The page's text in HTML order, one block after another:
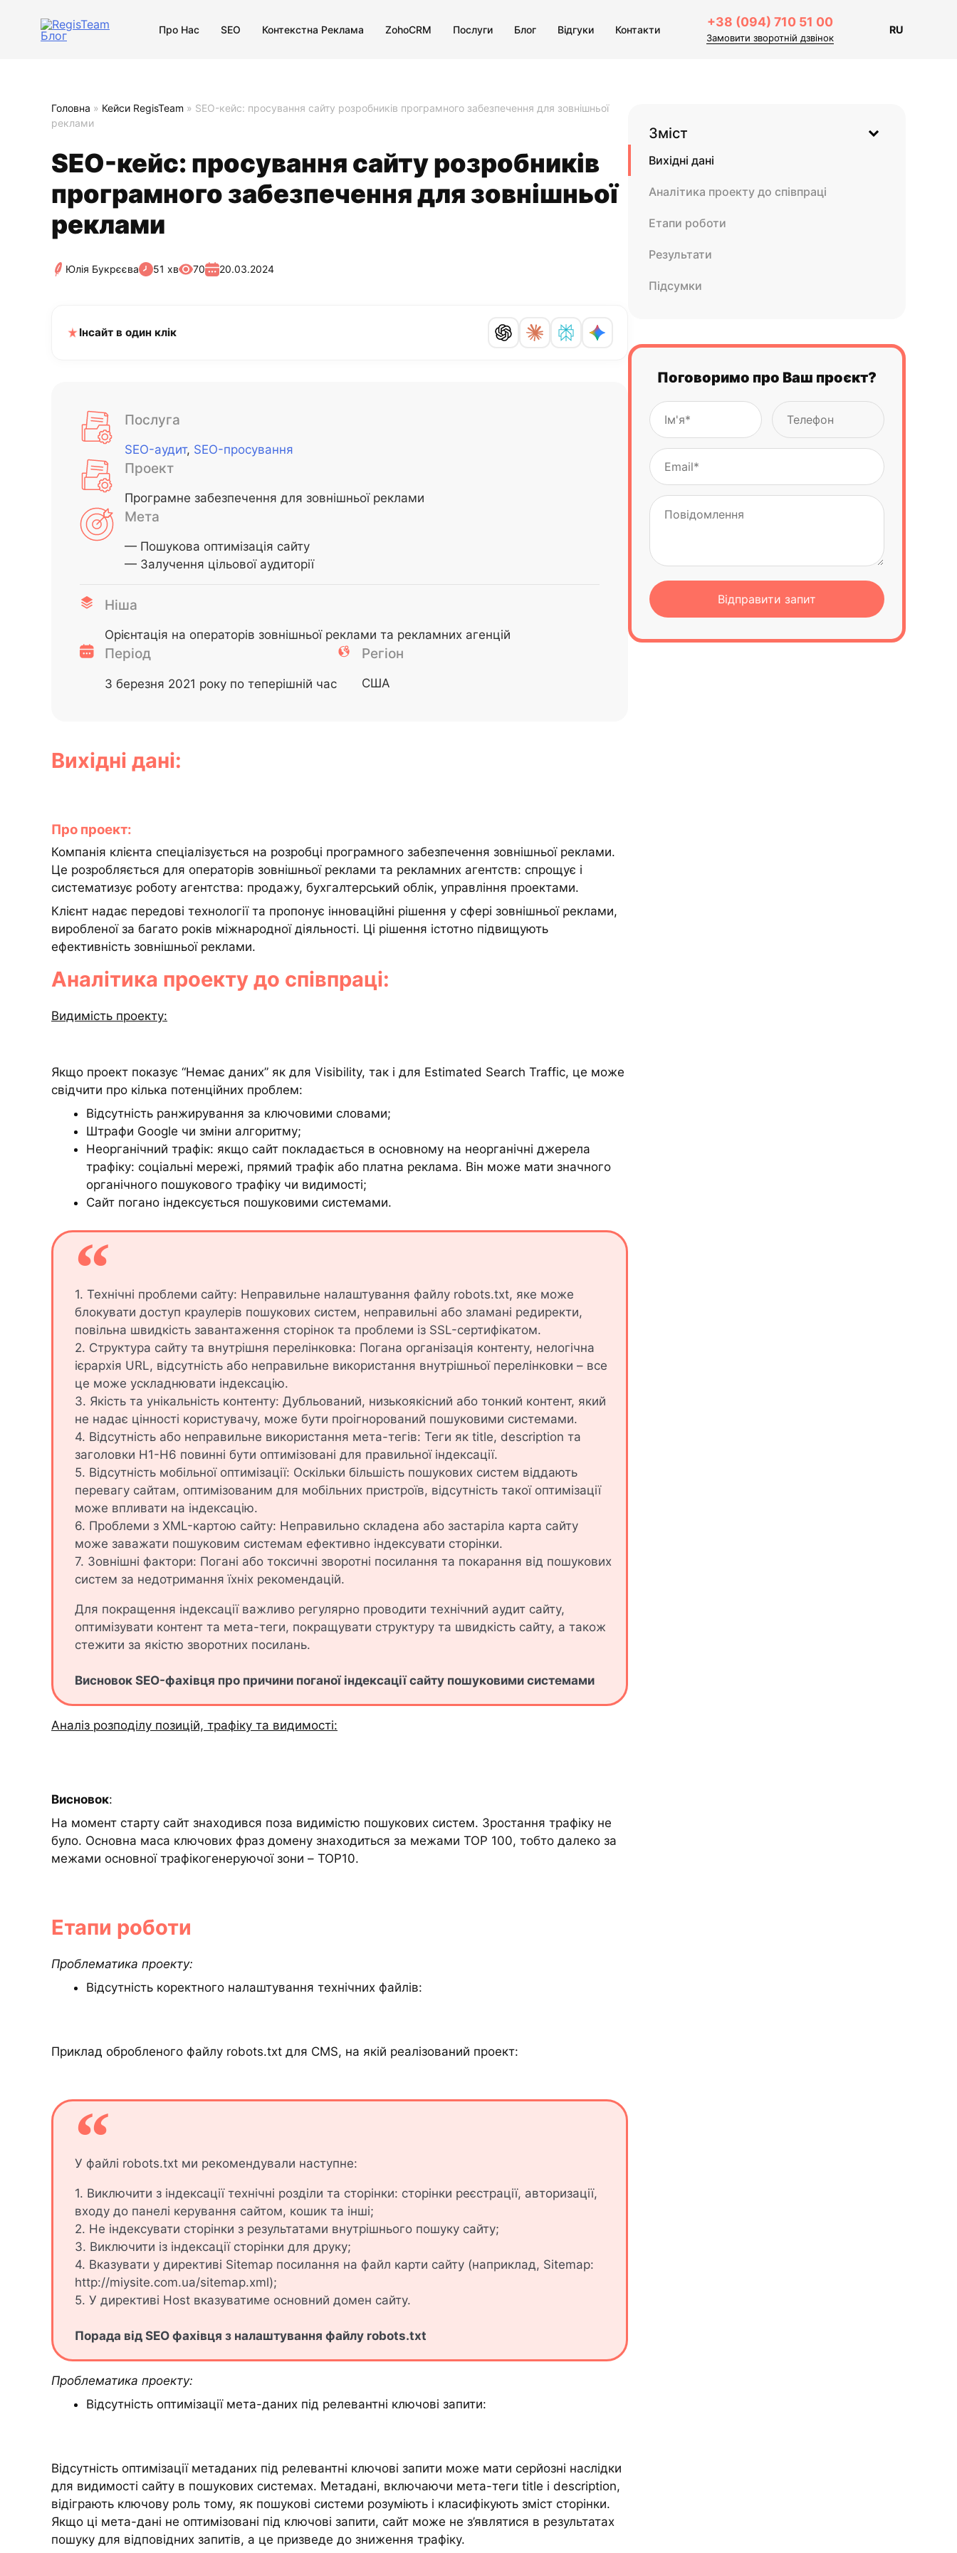
Про Нас SEO Контекстна Реклама ZohoCRM Послуги Блог Відгуки Контакти
+38 (094) 710 51 00
Замовити зворотній дзвінок
RU
Головна » Кейси RegisTeam » SEO-кейс: просування сайту розробників програмного забезпечення для зовнішньої
реклами
SEO-кейс: просування сайту розробників
програмного забезпечення для зовнішньої
реклами
Юлія Букрєєва 51 хв 70 20.03.2024
Інсайт в один клік
Послуга
SEO-аудит, SEO-просування
Проект
Програмне забезпечення для зовнішньої реклами
Мета
— Пошукова оптимізація сайту
— Залучення цільової аудиторії
Ніша
Орієнтація на операторів зовнішньої реклами та рекламних агенцій
Період
З березня 2021 року по теперішній час
Регіон
США
Вихідні дані:
Про проект:
Компанія клієнта спеціалізується на розробці програмного забезпечення зовнішньої реклами.
Це розробляється для операторів зовнішньої реклами та рекламних агентств: спрощує і
систематизує роботу агентства: продажу, бухгалтерський облік, управління проектами.
Клієнт надає передові технології та пропонує інноваційні рішення у сфері зовнішньої реклами,
виробленої за багато років міжнародної діяльності. Ці рішення істотно підвищують
ефективність зовнішньої реклами.
Аналітика проекту до співпраці:
Видимість проекту:
Якщо проект показує “Немає даних” як для Visibility, так і для Estimated Search Traffic, це може
свідчити про кілька потенційних проблем:
Відсутність ранжирування за ключовими словами;
Штрафи Google чи зміни алгоритму;
Неорганічний трафік: якщо сайт покладається в основному на неорганічні джерела
трафіку: соціальні мережі, прямий трафік або платна реклама. Він може мати значного
органічного пошукового трафіку чи видимості;
Сайт погано індексується пошуковими системами.
1. Технічні проблеми сайту: Неправильне налаштування файлу robots.txt, яке може
блокувати доступ краулерів пошукових систем, неправильні або зламані редиректи,
повільна швидкість завантаження сторінок та проблеми із SSL-сертифікатом.
2. Структура сайту та внутрішня перелінковка: Погана організація контенту, нелогічна
ієрархія URL, відсутність або неправильне використання внутрішньої перелінковки – все
це може ускладнювати індексацію.
3. Якість та унікальність контенту: Дубльований, низькоякісний або тонкий контент, який
не надає цінності користувачу, може бути проігнорований пошуковими системами.
4. Відсутність або неправильне використання мета-тегів: Теги як title, description та
заголовки H1-H6 повинні бути оптимізовані для правильної індексації.
5. Відсутність мобільної оптимізації: Оскільки більшість пошукових систем віддають
перевагу сайтам, оптимізованим для мобільних пристроїв, відсутність такої оптимізації
може впливати на індексацію.
6. Проблеми з XML-картою сайту: Неправильно складена або застаріла карта сайту
може заважати пошуковим системам ефективно індексувати сторінки.
7. Зовнішні фактори: Погані або токсичні зворотні посилання та покарання від пошукових
систем за недотримання їхніх рекомендацій.
Для покращення індексації важливо регулярно проводити технічний аудит сайту,
оптимізувати контент та мета-теги, покращувати структуру та швидкість сайту, а також
стежити за якістю зворотних посилань.
Висновок SEO-фахівця про причини поганої індексації сайту пошуковими системами
Аналіз розподілу позицій, трафіку та видимості:
Висновок:
На момент старту сайт знаходився поза видимістю пошукових систем. Зростання трафіку не
було. Основна маса ключових фраз домену знаходиться за межами TOP 100, тобто далеко за
межами основної трафікогенеруючої зони – TOP10.
Етапи роботи
Проблематика проекту:
Відсутність коректного налаштування технічних файлів:
Приклад обробленого файлу robots.txt для CMS, на якій реалізований проект:
У файлі robots.txt ми рекомендували наступне:
1. Виключити з індексації технічні розділи та сторінки: сторінки реєстрації, авторизації,
входу до панелі керування сайтом, кошик та інші;
2. Не індексувати сторінки з результатами внутрішнього пошуку сайту;
3. Виключити із індексації сторінки для друку;
4. Вказувати у директиві Sitemap посилання на файл карти сайту (наприклад, Sitemap:
http://miysite.com.ua/sitemap.xml);
5. У директиві Host вказуватиме основний домен сайту.
Порада від SEO фахівця з налаштування файлу robots.txt
Проблематика проекту:
Відсутність оптимізації мета-даних під релевантні ключові запити:
Відсутність оптимізації метаданих під релевантні ключові запити може мати серйозні наслідки
для видимості сайту в пошукових системах. Метадані, включаючи мета-теги title і description,
відіграють ключову роль тому, як пошукові системи розуміють і класифікують зміст сторінки.
Якщо ці мета-дані не оптимізовані під ключові запити, сайт може не з’являтися в результатах
пошуку для відповідних запитів, а це призведе до зниження трафіку.
Зміст
Вихідні дані
Аналітика проекту до співпраці
Етапи роботи
Результати
Підсумки
Поговоримо про Ваш проєкт?